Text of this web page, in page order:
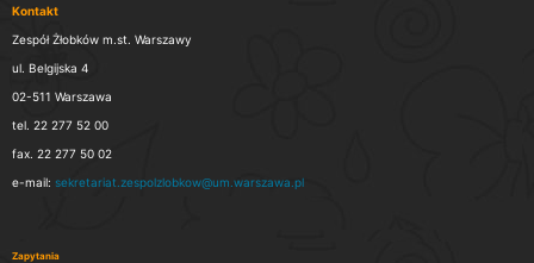
Kontakt
Zespół Żłobków m.st. Warszawy
ul. Belgijska 4
02-511 Warszawa
tel. 22 277 52 00
fax. 22 277 50 02
e-mail: sekretariat.zespolzlobkow@um.warszawa.pl
Zapytania